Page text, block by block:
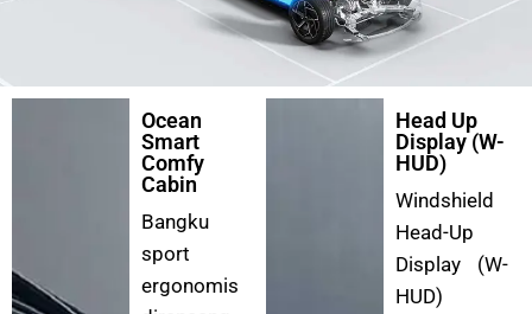
Ocean
Smart
Comfy
Cabin
Bangku
sport
ergonomis
Head Up
Display (W-
HUD)
Windshield
Head-Up
Display (W-
HUD)